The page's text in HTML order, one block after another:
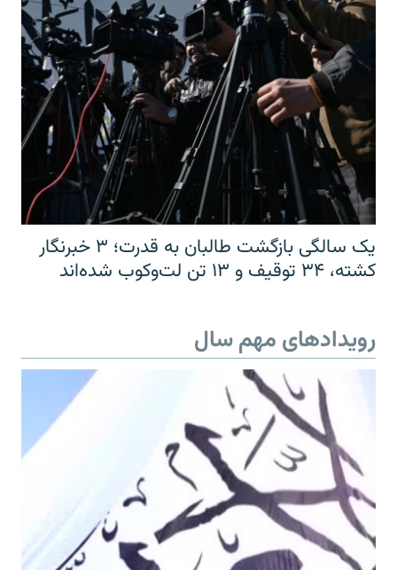
یک سالگی بازگشت طالبان به قدرت؛ ۳ خبرنگار
کشته، ۳۴ توقیف و ۱۳ تن لت‌وکوب شده‌اند
رویدادهای مهم سال